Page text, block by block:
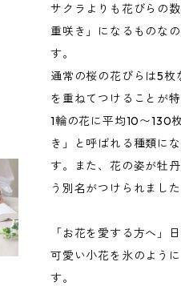
サクラよりも花びらの
重咲き」になるものな
す。
通常の桜の花びらは5枚
を重ねてつけることが特
1輪の花に平均10〜130
き」と呼ばれる種類に
す。また、花の姿が牡
う別名がつけられました
「お花を愛する方へ」
可愛い小花を氷のよう
す。